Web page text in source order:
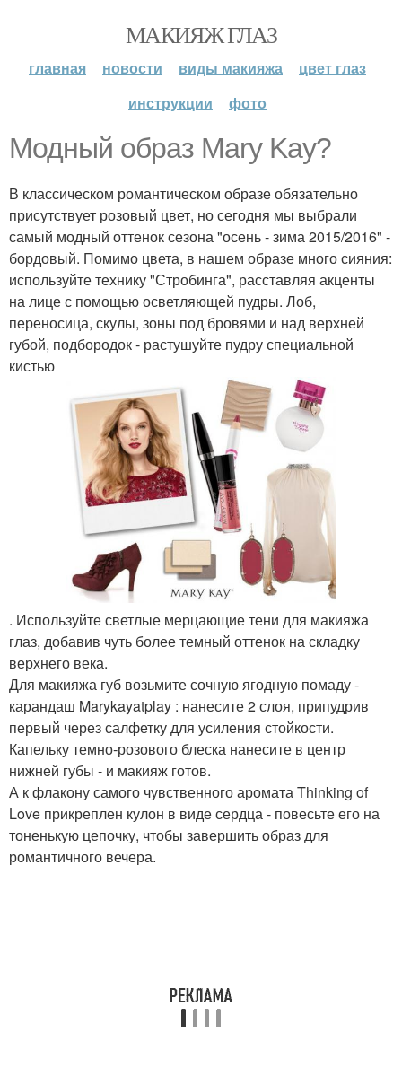
МАКИЯЖ ГЛАЗ
главная новости виды макияжа
цвет глаз
инструкции
фото
Модный образ Mary Kay?
В классическом романтическом образе обязательно
присутствует розовый цвет, но сегодня мы выбрали
самый модный оттенок сезона "осень - зима 2015/2016" -
бордовый. Помимо цвета, в нашем образе много сияния:
используйте технику "Стробинга", расставляя акценты
на лице с помощью осветляющей пудры. Лоб,
переносица, скулы, зоны под бровями и над верхней
губой, подбородок - растушуйте пудру специальной
кистью
. Используйте светлые мерцающие тени для макияжа
глаз, добавив чуть более темный оттенок на складку
верхнего века.
Для макияжа губ возьмите сочную ягодную помаду -
карандаш Marykayatplay : нанесите 2 слоя, припудрив
первый через салфетку для усиления стойкости.
Капельку темно-розового блеска нанесите в центр
нижней губы - и макияж готов.
А к флакону самого чувственного аромата Thinking of
Love прикреплен кулон в виде сердца - повесьте его на
тоненькую цепочку, чтобы завершить образ для
романтичного вечера.